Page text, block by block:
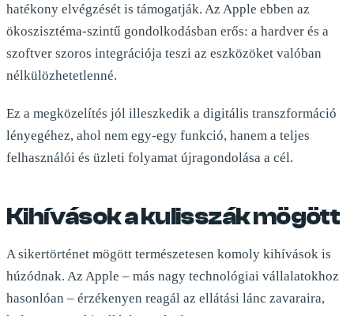
hatékony elvégzését is támogatják. Az Apple ebben az
ökoszisztéma-szintű gondolkodásban erős: a hardver és a
szoftver szoros integrációja teszi az eszközöket valóban
nélkülözhetetlenné.
Ez a megközelítés jól illeszkedik a digitális transzformáció
lényegéhez, ahol nem egy-egy funkció, hanem a teljes
felhasználói és üzleti folyamat újragondolása a cél.
Kihívások a kulisszák mögött
A sikertörténet mögött természetesen komoly kihívások is
húzódnak. Az Apple – más nagy technológiai vállalatokhoz
hasonlóan – érzékenyen reagál az ellátási lánc zavaraira,